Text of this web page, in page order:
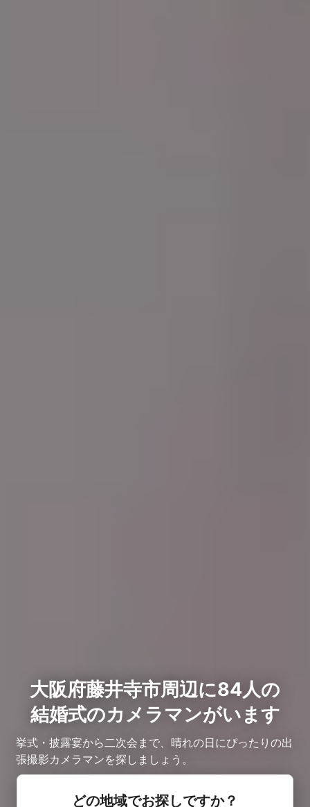
大阪府藤井寺市周辺に84人の
結婚式のカメラマンがいます
挙式・披露宴から二次会まで、晴れの日にぴったりの出
張撮影カメラマンを探しましょう。
どの地域でお探しですか？